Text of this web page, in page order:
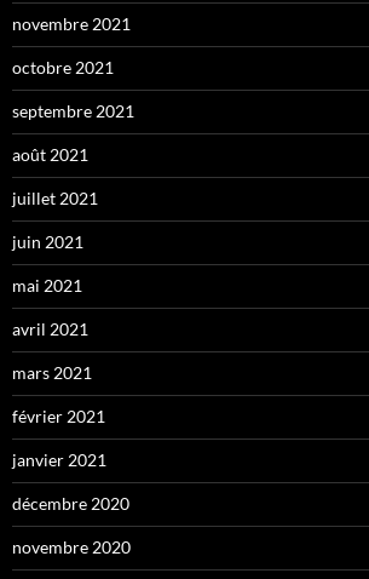
novembre 2021
octobre 2021
septembre 2021
août 2021
juillet 2021
juin 2021
mai 2021
avril 2021
mars 2021
février 2021
janvier 2021
décembre 2020
novembre 2020